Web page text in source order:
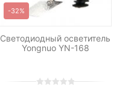
-32%
Светодиодный осветитель
Yongnuo YN-168